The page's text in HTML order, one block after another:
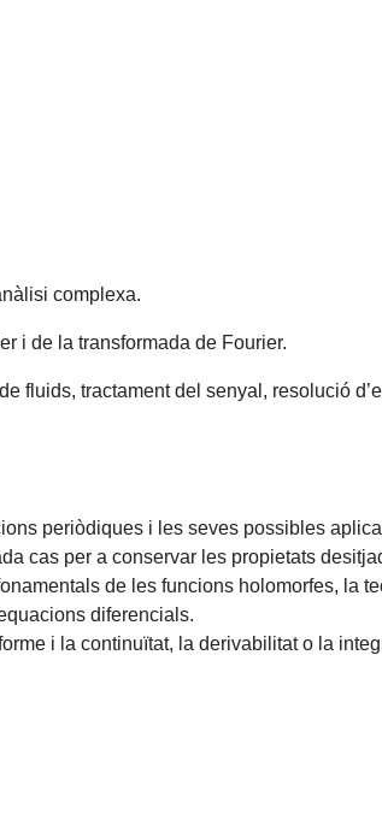
complexa.
i de la transformada de Fourier.
fluids, tractament del senyal, resolució
periòdiques i les seves possibles
cas per a conservar les propietats
de les funcions holomorfes, la
diferencials.
i la continuïtat, la derivabilitat o la